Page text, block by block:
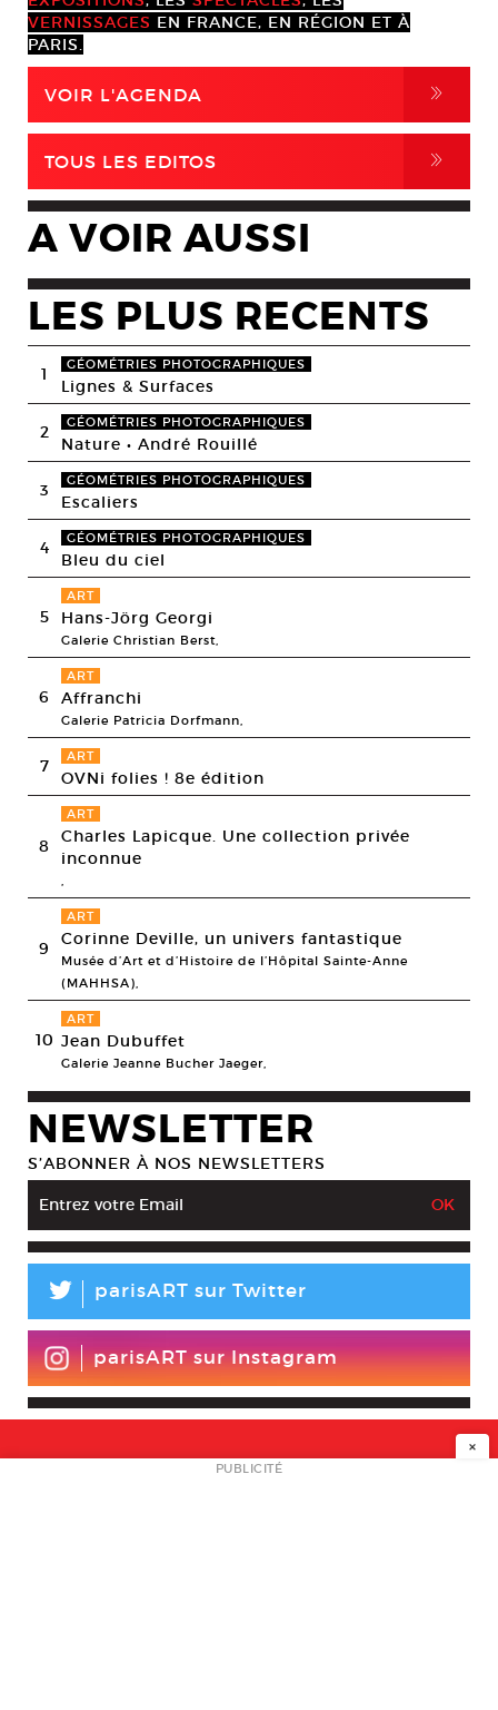
VERNISSAGES EN FRANCE, EN RÉGION ET À
PARIS.
VOIR L'AGENDA ,
TOUS LES EDITOS ,
A VOIR AUSSI
LES PLUS RECENTS
1 GÉOMÉTRIES PHOTOGRAPHIQUES
Lignes & Surfaces
2 GÉOMÉTRIES PHOTOGRAPHIQUES
Nature • André Rouillé
3 GÉOMÉTRIES PHOTOGRAPHIQUES
Escaliers
4 GÉOMÉTRIES PHOTOGRAPHIQUES
Bleu du ciel
5
ART
Hans-Jörg Georgi
Galerie Christian Berst,
6
ART
Affranchi
Galerie Patricia Dorfmann,
7 ART
OVNi folies ! 8e édition
8
ART
Charles Lapicque. Une collection privée
inconnue
,
9
ART
Corinne Deville, un univers fantastique
Musée d’Art et d’Histoire de l’Hôpital Sainte-Anne
(MAHHSA),
10
ART
Jean Dubuffet
Galerie Jeanne Bucher Jaeger,
NEWSLETTER
S’ABONNER À NOS NEWSLETTERS
L parisART sur Twitter
parisART sur Instagram
NEWSLETTER
×
PUBLICITÉ